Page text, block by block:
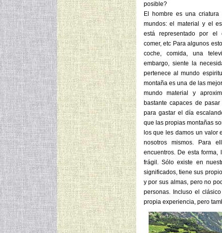
posible?
El hombre es una
mundos: el material y el
está representado por el
comer, etc Para algunos
coche, comida, una
embargo, siente la
pertenece al mundo
montaña es una de las
mundo material y
bastante capaces de
para gastar el día
que las propias montañas
los que les damos un valor
nosotros mismos. Para
encuentros. De esta
frágil. Sólo existe en
significados, tiene sus
y por sus almas, pero no
personas. Incluso el
propia experiencia, pero